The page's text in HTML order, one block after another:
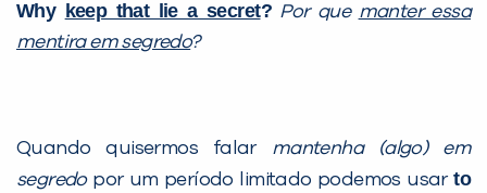
Why keep that lie a secret? Por que manter essa
mentira em segredo?
Quando quisermos falar mantenha (algo) em
segredopor um período limitado podemos usarto